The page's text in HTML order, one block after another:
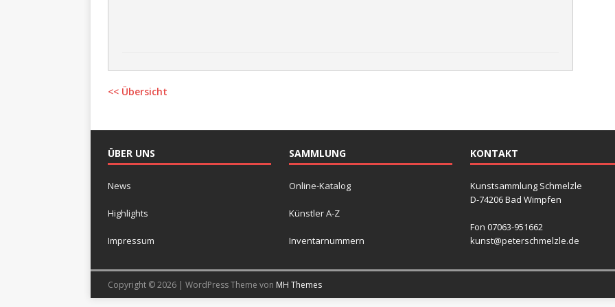
<< Übersicht
ÜBER UNS
News
Highlights
Impressum
SAMMLUNG
Online-Katalog
Künstler A-Z
Inventarnummern
KONTAKT
Kunstsammlung Schmelzle
D-74206 Bad Wimpfen
Fon 07063-951662
kunst@peterschmelzle.de
Copyright © 2026 | WordPress Theme von MH Themes